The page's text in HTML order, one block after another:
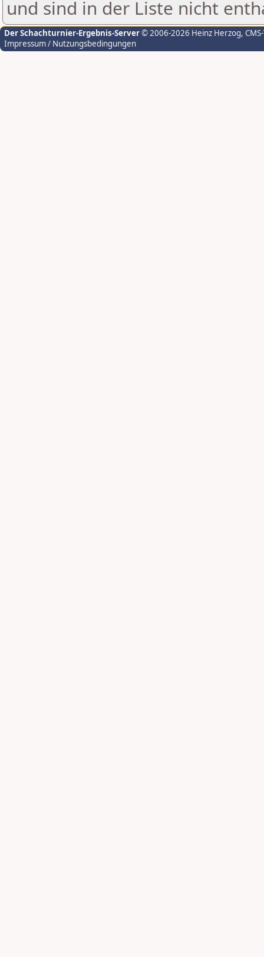
und sind in der Liste nicht
Der Schachturnier-Ergebnis-Server© 2006-2026 Heinz Herzog,
Impressum / Nutzungsbedingungen